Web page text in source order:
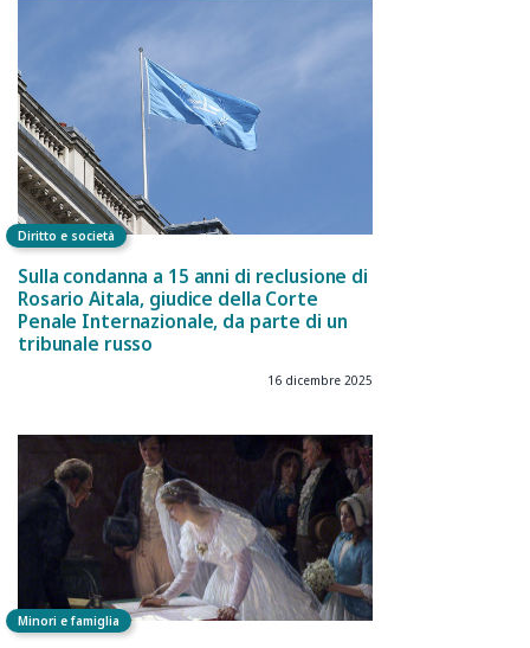
Diritto e società
Sulla condanna a 15 anni di reclusione di
Rosario Aitala, giudice della Corte
Penale Internazionale, da parte di un
tribunale russo
16 dicembre 2025
Minori e famiglia